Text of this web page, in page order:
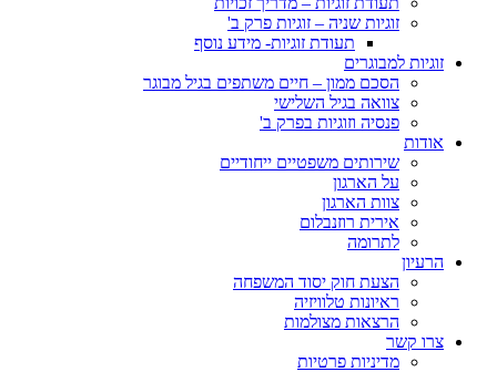
זוגיות שניה – זוגיות פרק ב'
תעודת זוגיות- מידע נוסף
זוגיות למבוגרים
הסכם ממון – חיים משתפים בגיל מבוגר
צוואה בגיל השלישי
פנסיה וזוגיות בפרק ב'
אודות
שירותים משפטיים ייחודיים
על הארגון
צוות הארגון
אירית רוזנבלום
לתרומה
הרעיון
הצעת חוק יסוד המשפחה
ראיונות טלוויזיה
הרצאות מצולמות
צרו קשר
מדיניות פרטיות